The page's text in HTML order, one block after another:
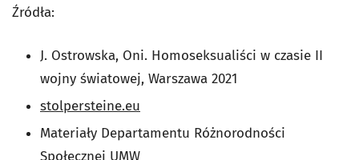
Źródła:
J. Ostrowska, Oni. Homoseksualiści w czasie II
wojny światowej, Warszawa 2021
stolpersteine.eu
Materiały Departamentu Różnorodności
Społecznej UMW